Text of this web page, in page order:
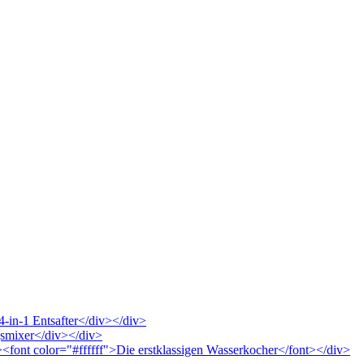
in-1 Entsafter</div></div>
div></div>
color="#ffffff">Die erstklassigen Wasserkocher</font></div>